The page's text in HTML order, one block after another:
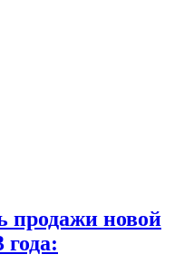
продажи новой
года: